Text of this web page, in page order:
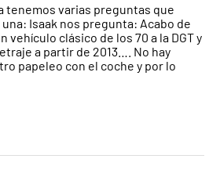
tenemos varias preguntas que
Isaak nos pregunta: Acabo de
vehículo clásico de los 70 a la DGT y
a partir de 2013…. No hay
papeleo con el coche y por lo